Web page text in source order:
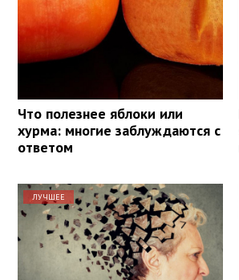
Что полезнее яблоки или
хурма: многие заблуждаются с
ответом
ЛУЧШЕЕ